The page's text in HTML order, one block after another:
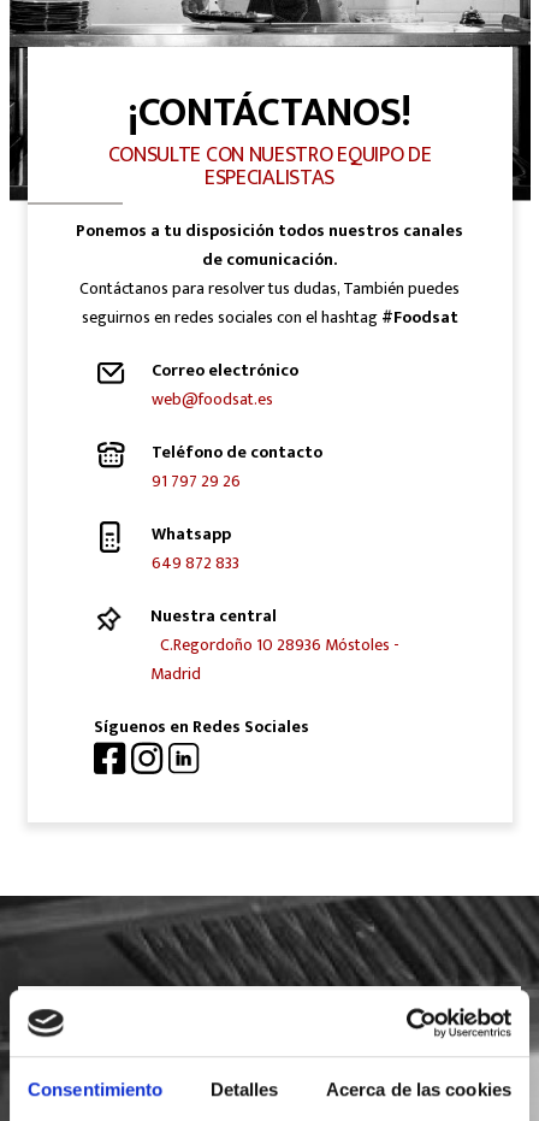
Consentimiento Detalles Acerca de las cookies
¡CONTÁCTANOS!
CONSULTE CON NUESTRO EQUIPO DE
ESPECIALISTAS
Ponemos a tu disposición todos nuestros canales
de comunicación.
Contáctanos para resolver tus dudas, También puedes
seguirnos en redes sociales con el hashtag#Foodsat
Correo electrónico
web@foodsat.es
Teléfono de contacto
91 797 29 26
Whatsapp
649 872 833
Nuestra central
C.Regordoño 10 28936 Móstoles -
Madrid
Síguenos en Redes Sociales
SOLICITA INFORMACIÓN